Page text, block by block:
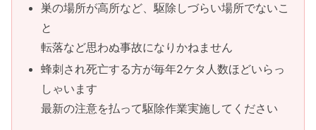
巣の場所が高所など、駆除しづらい場所でないこ
と
転落など思わぬ事故になりかねません
蜂刺され死亡する方が毎年2ケタ人数ほどいらっ
しゃいます
最新の注意を払って駆除作業実施してください